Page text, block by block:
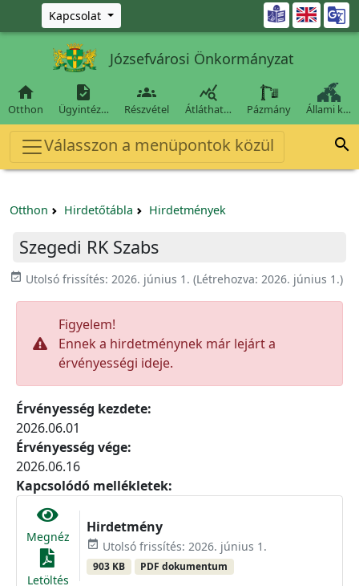
Ugrás a fő tartalomra
Kapcsolat 
Józsefvárosi Önkormányzat

Otthon

Ügyintéz…

Részvétel

Átláthat… Pázmány Állami k…
Válasszon a menüpontok közül 
Otthon Hirdetőtábla Hirdetmények
Szegedi RK Szabs
event_available Utolsó frissítés: 2026. június 1. (Létrehozva: 2026. június 1.)
Figyelem!
Ennek a hirdetménynek már lejárt a
érvényességi ideje.
Érvényesség kezdete:
2026.06.01
Érvényesség vége:
2026.06.16
Kapcsolódó mellékletek:
Megnéz
Letöltés
Hirdetmény
event_available Utolsó frissítés: 2026. június 1.
903 KB PDF dokumentum